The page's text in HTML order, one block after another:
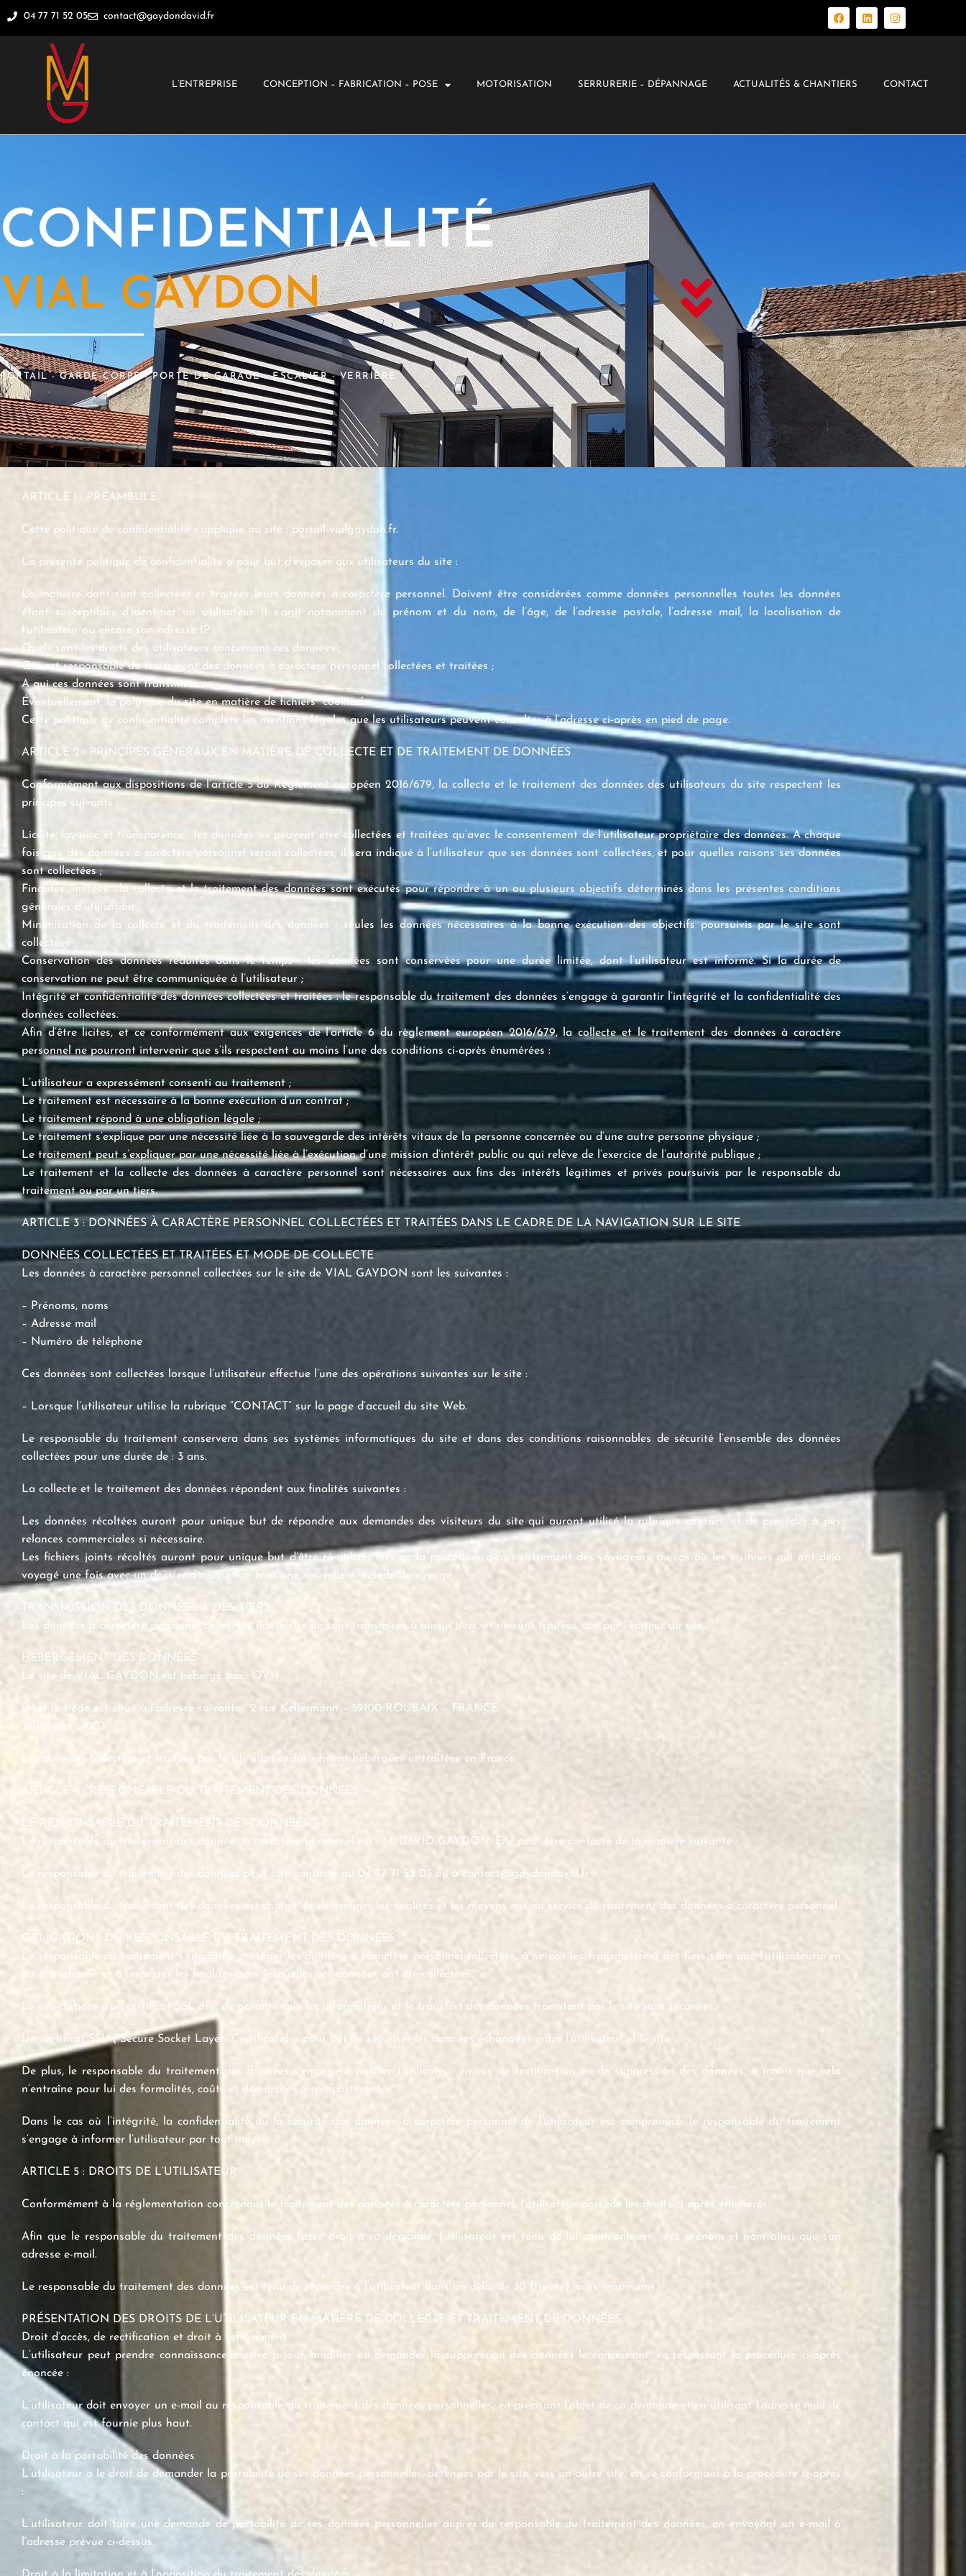
04 77 71 52 05 contact@gaydondavid.fr
L’ENTREPRISE CONCEPTION – FABRICATION – POSE MOTORISATION SERRURERIE – DÉPANNAGE ACTUALITÉS & CHANTIERS CONTACT
CONFIDENTIALITÉ
VIAL GAYDON
PORTAIL - GARDE-CORPS - PORTE DE GARAGE - ESCALIER - VERRIÈRE
ARTICLE 1 : PRÉAMBULE
Cette politique de confidentialité s’applique au site : portail-vialgaydon.fr.
La présente politique de confidentialité a pour but d’exposer aux utilisateurs du site :
La manière dont sont collectées et traitées leurs données à caractère personnel. Doivent être considérées comme données personnelles toutes les données
étant susceptibles d’identifier un utilisateur. Il s’agit notamment du prénom et du nom, de l’âge, de l’adresse postale, l’adresse mail, la localisation de
l’utilisateur ou encore son adresse IP ;
Quels sont les droits des utilisateurs concernant ces données ;
Qui est responsable du traitement des données à caractère personnel collectées et traitées ;
A qui ces données sont transmises ;
Éventuellement, la politique du site en matière de fichiers “cookies”.
Cette politique de confidentialité complète les mentions légales que les utilisateurs peuvent consulter à l’adresse ci-après en pied de page.
ARTICLE 2 : PRINCIPES GÉNÉRAUX EN MATIÈRE DE COLLECTE ET DE TRAITEMENT DE DONNÉES
Conformément aux dispositions de l’article 5 du Règlement européen 2016/679, la collecte et le traitement des données des utilisateurs du site respectent les
principes suivants :
Licéité, loyauté et transparence : les données ne peuvent être collectées et traitées qu’avec le consentement de l’utilisateur propriétaire des données. A chaque
fois que des données à caractère personnel seront collectées, il sera indiqué à l’utilisateur que ses données sont collectées, et pour quelles raisons ses données
sont collectées ;
Finalités limitées : la collecte et le traitement des données sont exécutés pour répondre à un ou plusieurs objectifs déterminés dans les présentes conditions
générales d’utilisation ;
Minimisation de la collecte et du traitement des données : seules les données nécessaires à la bonne exécution des objectifs poursuivis par le site sont
collectées ;
Conservation des données réduites dans le temps : les données sont conservées pour une durée limitée, dont l’utilisateur est informé. Si la durée de
conservation ne peut être communiquée à l’utilisateur ;
Intégrité et confidentialité des données collectées et traitées : le responsable du traitement des données s’engage à garantir l’intégrité et la confidentialité des
données collectées.
Afin d’être licites, et ce conformément aux exigences de l’article 6 du règlement européen 2016/679, la collecte et le traitement des données à caractère
personnel ne pourront intervenir que s’ils respectent au moins l’une des conditions ci-après énumérées :
L’utilisateur a expressément consenti au traitement ;
Le traitement est nécessaire à la bonne exécution d’un contrat ;
Le traitement répond à une obligation légale ;
Le traitement s’explique par une nécessité liée à la sauvegarde des intérêts vitaux de la personne concernée ou d’une autre personne physique ;
Le traitement peut s’expliquer par une nécessité liée à l’exécution d’une mission d’intérêt public ou qui relève de l’exercice de l’autorité publique ;
Le traitement et la collecte des données à caractère personnel sont nécessaires aux fins des intérêts légitimes et privés poursuivis par le responsable du
traitement ou par un tiers.
ARTICLE 3 : DONNÉES À CARACTÈRE PERSONNEL COLLECTÉES ET TRAITÉES DANS LE CADRE DE LA NAVIGATION SUR LE SITE
DONNÉES COLLECTÉES ET TRAITÉES ET MODE DE COLLECTE
Les données à caractère personnel collectées sur le site de VIAL GAYDON sont les suivantes :
– Prénoms, noms
– Adresse mail
– Numéro de téléphone
Ces données sont collectées lorsque l’utilisateur effectue l’une des opérations suivantes sur le site :
– Lorsque l’utilisateur utilise la rubrique “CONTACT” sur la page d’accueil du site Web.
Le responsable du traitement conservera dans ses systèmes informatiques du site et dans des conditions raisonnables de sécurité l’ensemble des données
collectées pour une durée de : 3 ans.
La collecte et le traitement des données répondent aux finalités suivantes :
Les données récoltées auront pour unique but de répondre aux demandes des visiteurs du site qui auront utilisé la rubrique contact, et de procéder à des
relances commerciales si nécessaire.
Les fichiers joints récoltés auront pour unique but d’être ré-utilisés lors de la procédure d’enregistrement des voyageurs au cas où les visiteurs qui ont déjà
voyagé une fois avec un dossier d’inscription font une nouvelle demande de voyage.
TRANSMISSION DES DONNÉES A DES TIERS
Les données à caractère personnel collectées par le site ne sont transmises à aucun tiers, et ne sont traitées que par l’éditeur du site.
HÉBERGEMENT DES DONNÉES
Le site de VIAL GAYDON est hébergé par : OVH
Dont le siège est situé à l’adresse suivante : 2 rue Kellermann – 59100 ROUBAIX – FRANCE
Téléphone : 1007
Les données collectées et traitées par le site sont exclusivement hébergées et traitées en France.
ARTICLE 4 : RESPONSABLE DU TRAITEMENT DES DONNÉES
LE RESPONSABLE DU TRAITEMENT DES DONNÉES
Le responsable du traitement des données à caractère personnel est : M. DAVID GAYDON. Elle peut être contacté de la manière suivante :
Le responsable du traitement des données peut être contacté au 04 77 71 52 05 ou à contact@gaydondavid.fr
Le responsable du traitement des données est chargé de déterminer les finalités et les moyens mis au service du traitement des données à caractère personnel.
OBLIGATIONS DU RESPONSABLE DU TRAITEMENT DES DONNÉES
Le responsable du traitement s’engage à protéger les données à caractère personnel collectées, à ne pas les transmettre à des tiers sans que l’utilisateur n’en
ait été informé et à respecter les finalités pour lesquelles ces données ont été collectées.
Le site dispose d’un certificat SSL afin de garantir que les informations et le transfert des données transitant par le site sont sécurisés.
Un certificat SSL (“Secure Socket Layer” Certificate) a pour but de sécuriser les données échangées entre l’utilisateur et le site.
De plus, le responsable du traitement des données s’engage à notifier l’utilisateur en cas de rectification ou de suppression des données, à moins que cela
n’entraîne pour lui des formalités, coûts et démarches disproportionnées.
Dans le cas où l’intégrité, la confidentialité ou la sécurité des données à caractère personnel de l’utilisateur est compromise, le responsable du traitement
s’engage à informer l’utilisateur par tout moyen.
ARTICLE 5 : DROITS DE L’UTILISATEUR
Conformément à la réglementation concernant le traitement des données à caractère personnel, l’utilisateur possède les droits ci-après énumérés.
Afin que le responsable du traitement des données fasse droit à sa demande, l’utilisateur est tenu de lui communiquer : ses prénom et nom ainsi que son
adresse e-mail.
Le responsable du traitement des données est tenu de répondre à l’utilisateur dans un délai de 30 (trente) jours maximums.
PRÉSENTATION DES DROITS DE L’UTILISATEUR EN MATIÈRE DE COLLECTE ET TRAITEMENT DE DONNÉES
Droit d’accès, de rectification et droit à l’effacement
L’utilisateur peut prendre connaissance, mettre à jour, modifier ou demander la suppression des données le concernant, en respectant la procédure ci-après
énoncée :
L’utilisateur doit envoyer un e-mail au responsable du traitement des données personnelles, en précisant l’objet de sa demande et en utilisant l’adresse mail de
contact qui est fournie plus haut.
Droit à la portabilité des données
L’utilisateur a le droit de demander la portabilité de ses données personnelles, détenues par le site, vers un autre site, en se conformant à la procédure ci-après
:
L’utilisateur doit faire une demande de portabilité de ses données personnelles auprès du responsable du traitement des données, en envoyant un e-mail à
l’adresse prévue ci-dessus.